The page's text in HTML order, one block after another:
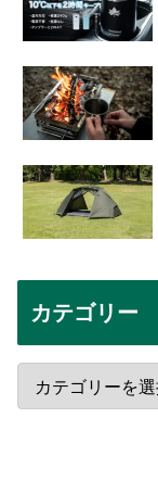
カテゴリー